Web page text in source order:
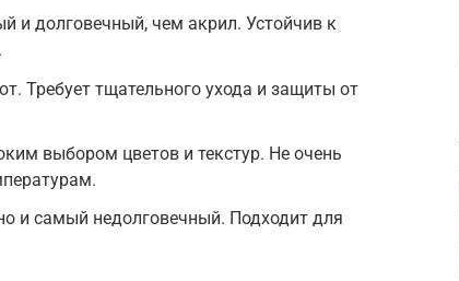
и долговечный, чем акрил. Устойчив к
Требует тщательного ухода и защиты от
выбором цветов и текстур. Не очень
и самый недолговечный. Подходит для